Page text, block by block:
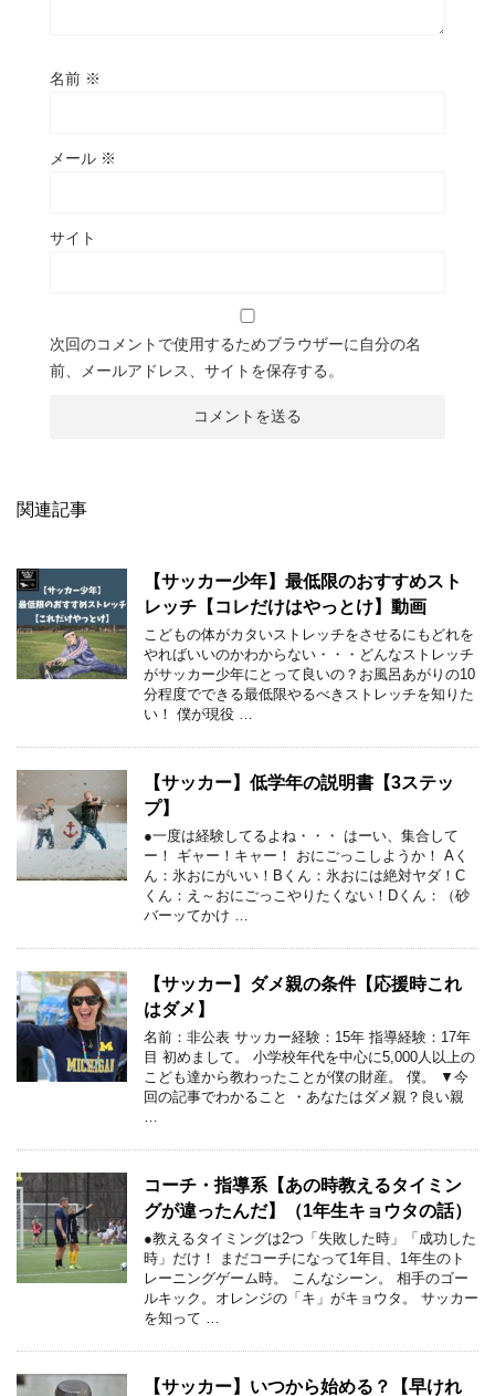
名前 ※
メール ※
サイト
次回のコメントで使用するためブラウザーに自分の名
前、メールアドレス、サイトを保存する。
関連記事
【サッカー少年】最低限のおすすめスト
レッチ【コレだけはやっとけ】動画
こどもの体がカタいストレッチをさせるにもどれを
やればいいのかわからない・・・どんなストレッチ
がサッカー少年にとって良いの？お風呂あがりの10
分程度でできる最低限やるべきストレッチを知りた
い！ 僕が現役 …
【サッカー】低学年の説明書【3ステッ
プ】
●一度は経験してるよね・・・ はーい、集合して
ー！ ギャー！キャー！ おにごっこしようか！ Aく
ん：氷おにがいい！Bくん：氷おには絶対ヤダ！C
くん：え～おにごっこやりたくない！Dくん：（砂
バーッてかけ …
【サッカー】ダメ親の条件【応援時これ
はダメ】
名前：非公表 サッカー経験：15年 指導経験：17年
目 初めまして。 小学校年代を中心に5,000人以上の
こども達から教わったことが僕の財産。 僕。 ▼今
回の記事でわかること ・あなたはダメ親？良い親
…
コーチ・指導系【あの時教えるタイミン
グが違ったんだ】（1年生キョウタの話）
●教えるタイミングは2つ「失敗した時」「成功した
時」だけ！ まだコーチになって1年目、1年生のト
レーニングゲーム時。 こんなシーン。 相手のゴー
ルキック。オレンジの「キ」がキョウタ。 サッカー
を知って …
【サッカー】いつから始める？【早けれ